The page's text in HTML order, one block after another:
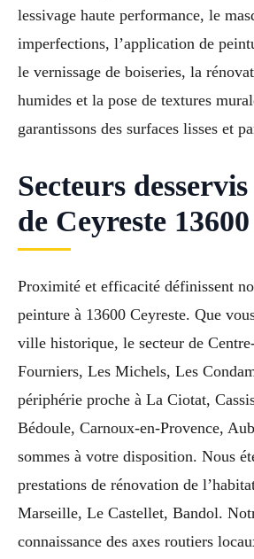
lessivage haute performance, le
imperfections, l’application de
le vernissage de boiseries, la
humides et la pose de textures
garantissons des surfaces lisses et
Secteurs
de Ceyreste 13600
Proximité et efficacité définissent
peinture à 13600 Ceyreste. Que
ville historique, le secteur de
Fourniers, Les Michels, Les
périphérie proche à La Ciotat,
Bédoule, Carnoux-en-Provence,
sommes à votre disposition. Nous
prestations de rénovation de
Marseille, Le Castellet, Bandol.
connaissance des axes routiers